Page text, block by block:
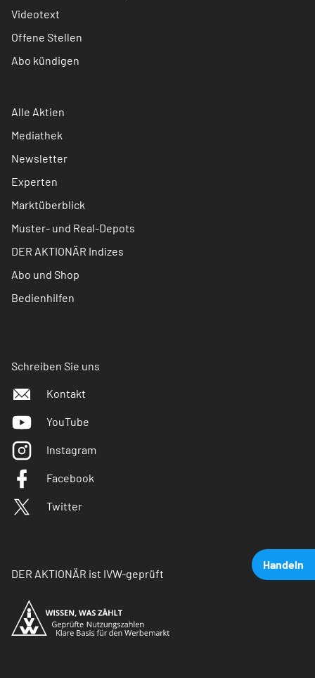
Handeln
Videotext
Offene Stellen
Abo kündigen
Alle Aktien
Mediathek
Newsletter
Experten
Marktüberblick
Muster- und Real-Depots
DER AKTIONÄR Indizes
Abo und Shop
Bedienhilfen
Schreiben Sie uns
Kontakt
YouTube
Instagram
Facebook
Twitter
DER AKTIONÄR ist IVW-geprüft